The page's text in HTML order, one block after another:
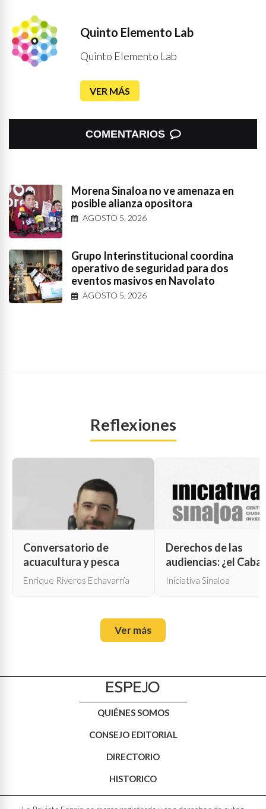
Quinto Elemento Lab
Quinto Elemento Lab
VER MÁS
COMENTARIOS
Morena Sinaloa no ve amenaza en
posible alianza opositora
AGOSTO 5, 2026
Grupo Interinstitucional coordina
operativo de seguridad para dos
eventos masivos en Navolato
AGOSTO 5, 2026
Reflexiones
Conversatorio de
acuacultura y pesca
Enrique Riveros Echavarría
Derechos de las
audiencias: ¿el
de Troya para la
Iniciativa Sinaloa
Ver más
QUIÉNES SOMOS
CONSEJO EDITORIAL
DIRECTORIO
HISTORICO